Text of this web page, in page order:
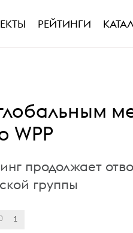
РЕЙТИНГИ
WPP
продолжает
группы
1